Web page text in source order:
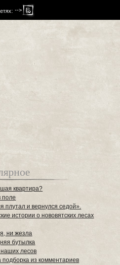
-->
квартира?
поле
плутал и вернулся седой».
истории о нововятских лесах
ни жезла
бутылка
лесов
подборка из комментариев